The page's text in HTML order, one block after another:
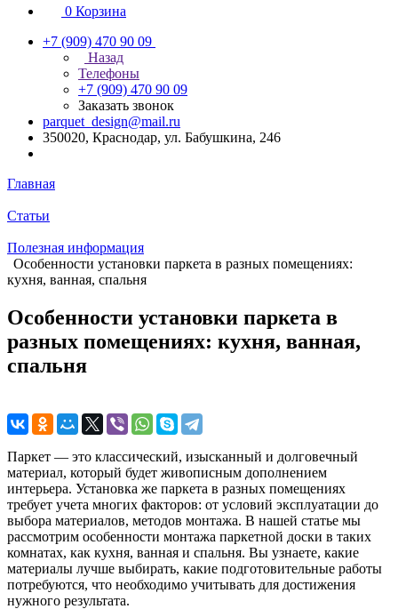
0 Корзина
+7 (909) 470 90 09
Назад
Телефоны
+7 (909) 470 90 09
Заказать звонок
parquet_design@mail.ru
350020, Краснодар, ул. Бабушкина, 246
Главная
Статьи
Полезная информация
Особенности установки паркета в разных помещениях:
кухня, ванная, спальня
Особенности установки паркета в
разных помещениях: кухня, ванная,
спальня
Паркет — это классический, изысканный и долговечный
материал, который будет живописным дополнением
интерьера. Установка же паркета в разных помещениях
требует учета многих факторов: от условий эксплуатации до
выбора материалов, методов монтажа. В нашей статье мы
рассмотрим особенности монтажа паркетной доски в таких
комнатах, как кухня, ванная и спальня. Вы узнаете, какие
материалы лучше выбирать, какие подготовительные работы
потребуются, что необходимо учитывать для достижения
нужного результата.